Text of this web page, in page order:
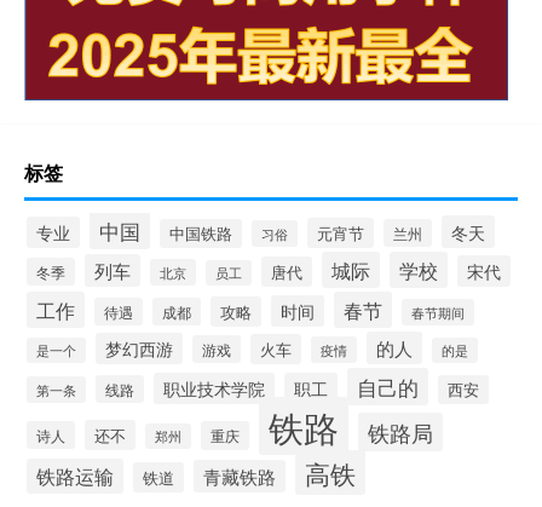
标签
专业 中国 中国铁路 习俗 元宵节 兰州 冬天
冬季 列车 北京 员工 唐代 城际 学校 宋代
工作 待遇 成都 攻略 时间 春节 春节期间
是一个 梦幻西游 游戏 火车 疫情 的人 的是
第一条 线路 职业技术学院 职工 自己的 西安
诗人 还不 郑州 重庆 铁路 铁路局
铁路运输 铁道 青藏铁路 高铁